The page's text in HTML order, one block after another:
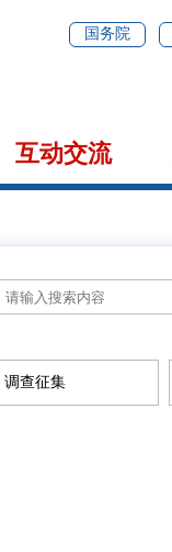
国务院
互动交流
调查征集